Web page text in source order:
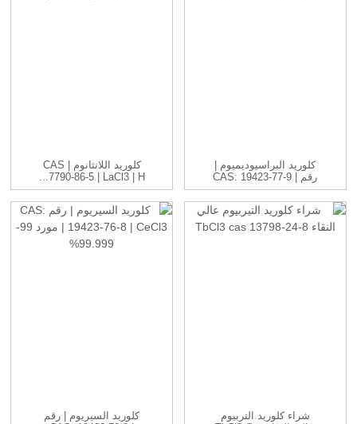
كلوريد اللانثانوم | CAS
7790-86-5 | LaCl3 | H...
كلوريد البراسيوديميوم |
رقم CAS: 19423-77-9 |
P...
كلوريد السيريوم | رقم
شراء كلوريد التربيوم